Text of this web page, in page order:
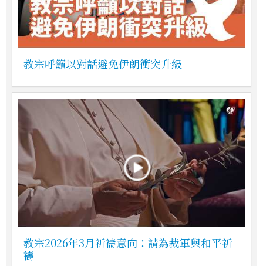
教宗呼籲以對話避免伊朗衝突升級
教宗2026年3月祈禱意向：請為裁軍與和平祈
禱